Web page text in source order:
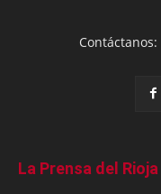
Contáctanos:
La Prensa del Rioja